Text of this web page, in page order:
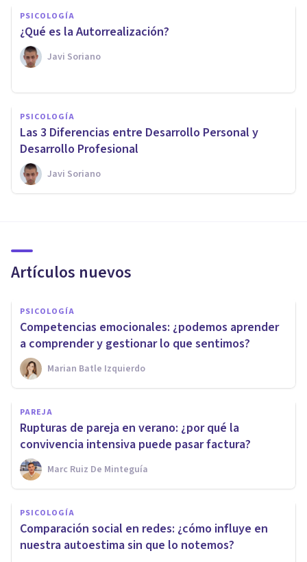
PSICOLOGÍA
¿Qué es la Autorrealización?
Javi Soriano
PSICOLOGÍA
Las 3 Diferencias entre Desarrollo Personal y
Desarrollo Profesional
Javi Soriano
Artículos nuevos
PSICOLOGÍA
Competencias emocionales: ¿podemos aprender
a comprender y gestionar lo que sentimos?
Marian Batle Izquierdo
PAREJA
Rupturas de pareja en verano: ¿por qué la
convivencia intensiva puede pasar factura?
Marc Ruiz De Minteguía
PSICOLOGÍA
Comparación social en redes: ¿cómo influye en
nuestra autoestima sin que lo notemos?